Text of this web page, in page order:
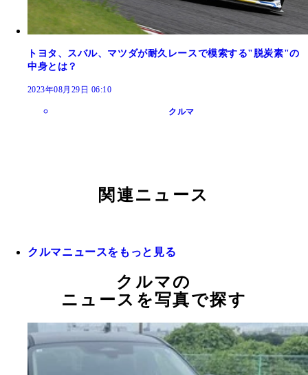
トヨタ、スバル、マツダが耐久レースで模索する"脱炭素"の
中身とは？
2023年08月29日 06:10
クルマ
関連ニュース
クルマニュースをもっと見る
クルマの
ニュースを写真で探す